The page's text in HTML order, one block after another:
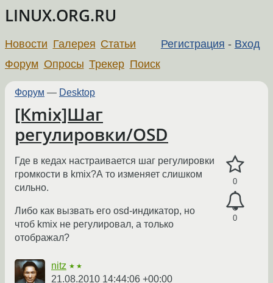
LINUX.ORG.RU
Регистрация - Вход
Новости Галерея Статьи
Форум Опросы Трекер Поиск
Форум — Desktop
[Кmix]Шаг
регулировки/OSD
0
0
Где в кедах настраивается шаг регулировки
громкости в kmix?А то изменяет слишком
сильно.
Либо как вызвать его osd-индикатор, но
чтоб kmix не регулировал, а только
отображал?
nitz ★★
21.08.2010 14:44:06 +00:00